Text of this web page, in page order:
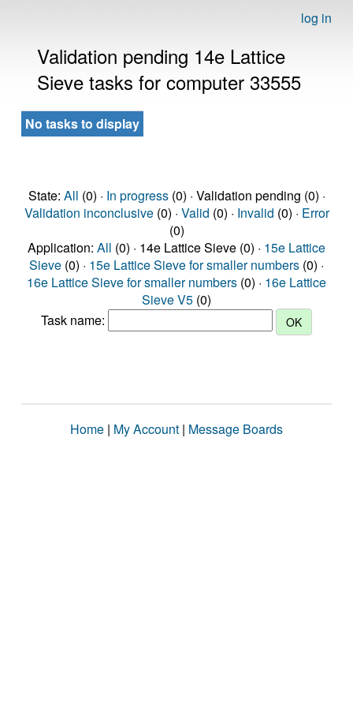
log in
Validation pending 14e Lattice
Sieve tasks for computer 33555
No tasks to display
State: All (0) · In progress(0) · Validation pending (0) ·
Validation inconclusive(0) · Valid (0) · Invalid (0) · Error
(0)
Application: All (0) · 14e Lattice Sieve (0) · 15e Lattice
Sieve (0) · 15e Lattice Sieve for smaller numbers (0) ·
16e Lattice Sieve for smaller numbers (0) · 16e Lattice
Sieve V5 (0)
Task name:
Home | My Account | Message Boards